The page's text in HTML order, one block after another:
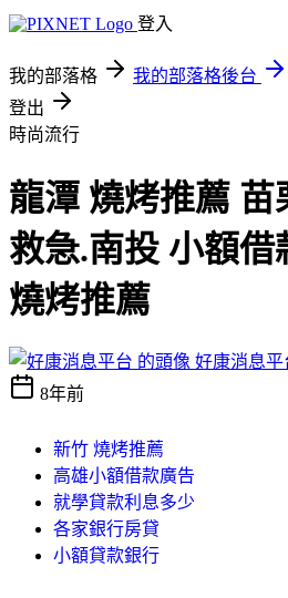
登入
我的部落格 我的部落格後台
登出
時尚流行
龍潭 燒烤推薦 苗
救急.南投 小額借
燒烤推薦
好康消息平
8年前
新竹 燒烤推薦
高雄小額借款廣告
就學貸款利息多少
各家銀行房貸
小額貸款銀行